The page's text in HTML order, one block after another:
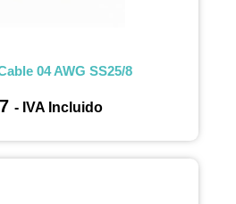
04 AWG SS25/8
- IVA Incluido